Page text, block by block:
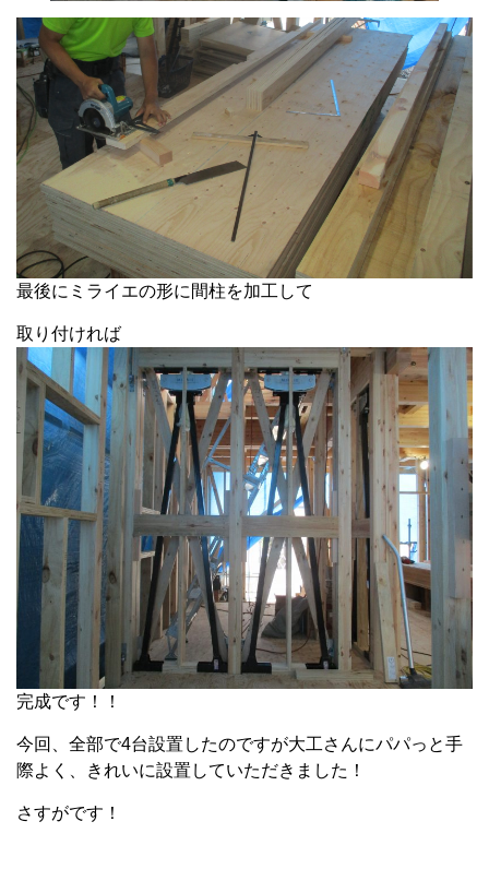
最後にミライエの形に間柱を加工して
取り付ければ
完成です！！
今回、全部で4台設置したのですが大工さんにパパっと手
際よく、きれいに設置していただきました！
さすがです！